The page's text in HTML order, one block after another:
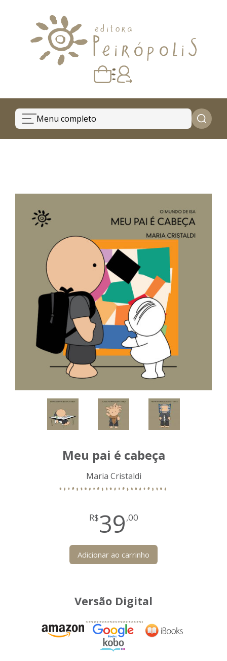
Carrinho vazio
Quando escolher seus livros, eles aparecem aqui.
Menu completo
Meu pai é cabeça
Maria Cristaldi
R$39,00
Adicionar ao carrinho
Versão Digital